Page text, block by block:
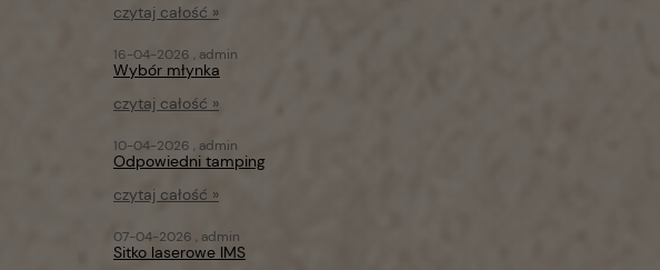
czytaj całość »
Wybór młynka
16-04-2026 , admin
czytaj całość »
Odpowiedni tamping
10-04-2026 , admin
czytaj całość »
Sitko laserowe IMS
07-04-2026 , admin